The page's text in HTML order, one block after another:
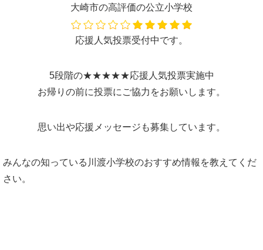
大崎市の高評価の公立小学校
応援人気投票受付中です。
5段階の★★★★★応援人気投票実施中
お帰りの前に投票にご協力をお願いします。
思い出や応援メッセージも募集しています。
みんなの知っている川渡小学校のおすすめ情報を教えてくだ
さい。